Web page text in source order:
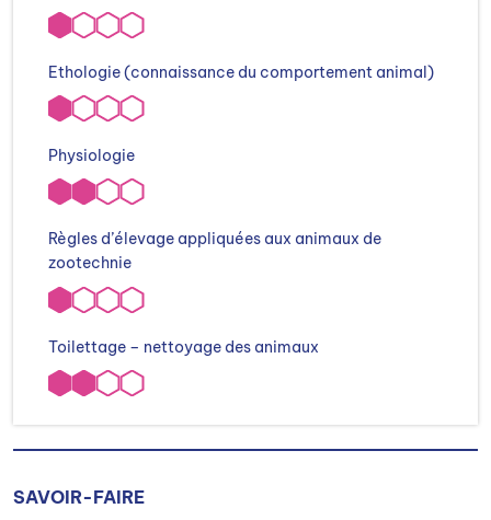
Ethologie (connaissance du comportement animal)
Physiologie
Règles d’élevage appliquées aux animaux de
zootechnie
Toilettage – nettoyage des animaux
SAVOIR-FAIRE